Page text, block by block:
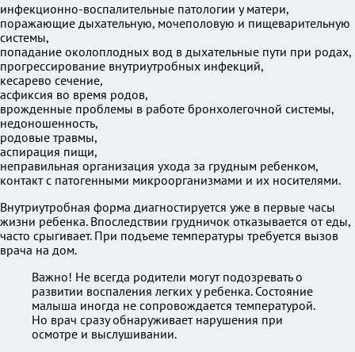
инфекционно-воспалительные патологии у матери,
поражающие дыхательную, мочеполовую и пищеварительную
системы,
попадание околоплодных вод в дыхательные пути при родах,
прогрессирование внутриутробных инфекций,
кесарево сечение,
асфиксия во время родов,
врожденные проблемы в работе бронхолегочной системы,
недоношенность,
родовые травмы,
аспирация пищи,
неправильная организация ухода за грудным ребенком,
контакт с патогенными микроорганизмами и их носителями.
Внутриутробная форма диагностируется уже в первые часы
жизни ребенка. Впоследствии грудничок отказывается от еды,
часто срыгивает. При подъеме температуры требуется вызов
врача на дом.
Важно! Не всегда родители могут подозревать о
развитии воспаления легких у ребенка. Состояние
малыша иногда не сопровождается температурой.
Но врач сразу обнаруживает нарушения при
осмотре и выслушивании.